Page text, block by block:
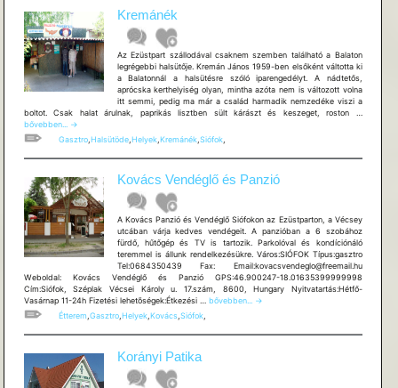
Kremánék
Az Ezüstpart szállodával csaknem szemben található a Balaton
legrégebbi halsütője. Kremán János 1959-ben elsőként váltotta ki
a Balatonnál a halsütésre szóló iparengedélyt. A nádtetős,
aprócska kerthelyiség olyan, mintha azóta nem is változott volna
itt semmi, pedig ma már a család harmadik nemzedéke viszi a
boltot. Csak halat árulnak, paprikás lisztben sült kárászt és keszeget, roston …
bővebben...
→
Gasztro, Halsütöde, Helyek, Kremánék, Siófok,
Kovács Vendéglő és Panzió
A Kovács Panzió és Vendéglő Siófokon az Ezüstparton, a Vécsey
utcában várja kedves vendégeit. A panzióban a 6 szobához
fürdő, hűtőgép és TV is tartozik. Parkolóval és kondíciónáló
teremmel is állunk rendelkezésükre. Város:SIÓFOK Típus:gasztro
Tel:0684350439 Fax: Email:kovacsvendeglo@freemail.hu
Weboldal: Kovács Vendéglő és Panzió GPS:46.900247-18.01635399999998
Cím:Siófok, Széplak Vécsei Károly u. 17.szám, 8600, Hungary Nyitvatartás:Hétfő-
Vasárnap 11-24h Fizetési lehetõségek:Étkezési … Kovács
Panzió
bővebben... →
Étterem Gasztro, Helyek, Kovács, Siófok,
Korányi Patika